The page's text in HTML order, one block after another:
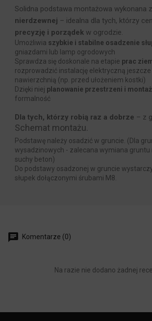
Solidna podstawa montażowa wykonana
nierdzewnej – idealna dla tych, którzy
precyzję i porządek w ogrodzie.
Umożliwia szybkie i stabilne osadzenie
gniazdami lub lamp ogrodowych
Sprawdza się doskonale na etapie prac
rozprowadzić instalację elektryczną jeszcze
nawierzchnią (np. przed ułożeniem kostki)
Dzięki niej planowanie przestrzeni i montaż
formalność
Dla tych, którzy robią raz a dobrze – z
Schemat montażu.
Podstawę należy osadzić w gruncie. (Dla
wysadzinowych - zalecana wymiana gruntu
suchy beton)
Do podstawy osadzonej w gruncie
słupek dołączonymi śrubami M8.
Komentarze (0)
Na razie nie dodano żadnej